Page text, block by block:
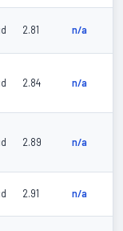
2.81 n/a
2.84 n/a
2.89 n/a
2.91 n/a